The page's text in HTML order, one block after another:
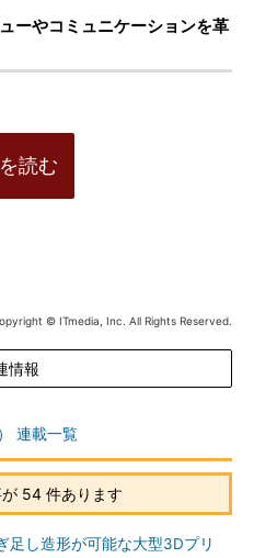
ーやコミュニケーションを革
読む
© ITmedia, Inc. All Rights Reserved.
情報
連載一覧
54 件あります
足し造形が可能な大型3Dプリ